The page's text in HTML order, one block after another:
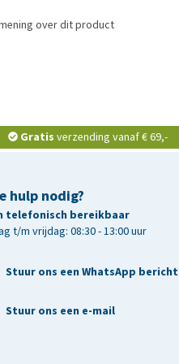
over dit product
Gratis verzending vanaf € 69,-
hulp nodig?
telefonisch bereikbaar
t/m vrijdag: 08:30 - 13:00 uur
Stuur ons een WhatsApp bericht
Stuur ons een e-mail